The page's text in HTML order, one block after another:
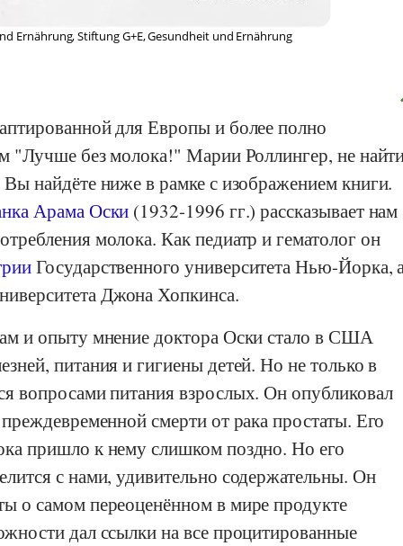
Ernährung, Stiftung G+E, Gesundheit und Ernährung
для Европы и более полно
"Лучше без молока!" Марии Роллингер, не
найдёте ниже в рамке с изображением книги.
Арама Оски (1932-1996 гг.) рассказывает нам
молока. Как педиатр и гематолог он
Государственного университета Нью-Йорка,
Джона Хопкинса.
и опыту мнение доктора Оски стало в США
питания и гигиены детей. Но не только в
вопросами питания взрослых. Он опубликовал
смерти от рака простаты. Его
пришло к нему слишком поздно. Но его
с нами, удивительно содержательны. Он
о самом переоценённом в мире продукте
дал ссылки на все процитированные